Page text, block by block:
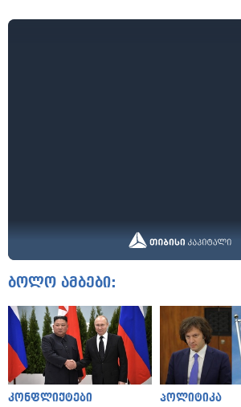
ბოლო ამბები:
კონფლიქტები პოლიტიკა